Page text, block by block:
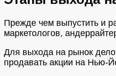
Прежде чем выпустить и
маркетологов,
Для выхода на рынок
продавать акции на Нью-